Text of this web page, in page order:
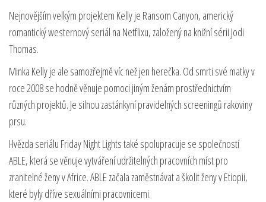
Nejnovějším velkým projektem Kelly je Ransom Canyon, americký
romantický westernový seriál na Netflixu, založený na knižní sérii Jodi
Thomas.
Minka Kelly je ale samozřejmě víc než jen herečka. Od smrti své matky v
roce 2008 se hodně věnuje pomoci jiným ženám prostřednictvím
různých projektů. Je silnou zastánkyní pravidelných screeningů rakoviny
prsu.
Hvězda seriálu Friday Night Lights také spolupracuje se společností
ABLE, která se věnuje vytváření udržitelných pracovních míst pro
zranitelné ženy v Africe. ABLE začala zaměstnávat a školit ženy v Etiopii,
které byly dříve sexuálními pracovnicemi.